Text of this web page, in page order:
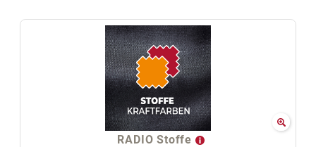
RADIO Stoffe